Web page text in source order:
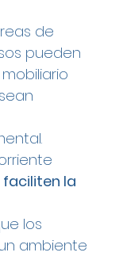
de
pueden
faciliten la
los
ambiente